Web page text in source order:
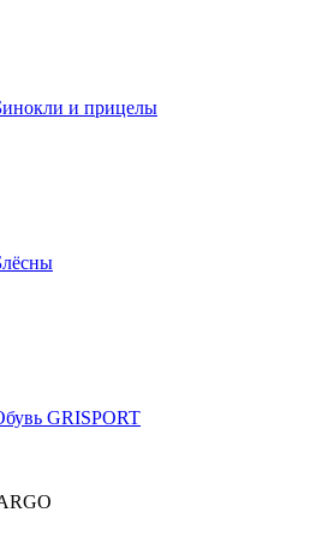
и прицелы
GRISPORT